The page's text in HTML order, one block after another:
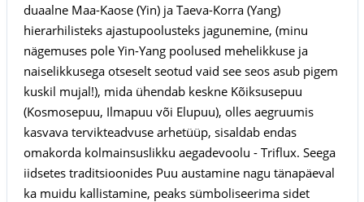
duaalne Maa-Kaose (Yin) ja Taeva-Korra (Yang)
hierarhilisteks ajastupoolusteks jagunemine, (minu
nägemuses pole Yin-Yang poolused mehelikkuse ja
naiselikkusega otseselt seotud vaid see seos asub pigem
kuskil mujal!), mida ühendab keskne Kõiksusepuu
(Kosmosepuu, Ilmapuu või Elupuu), olles aegruumis
kasvava tervikteadvuse arhetüüp, sisaldab endas
omakorda kolmainsuslikku aegadevoolu - Triflux. Seega
iidsetes traditsioonides Puu austamine nagu tänapäeval
ka muidu kallistamine, peaks sümboliseerima sidet